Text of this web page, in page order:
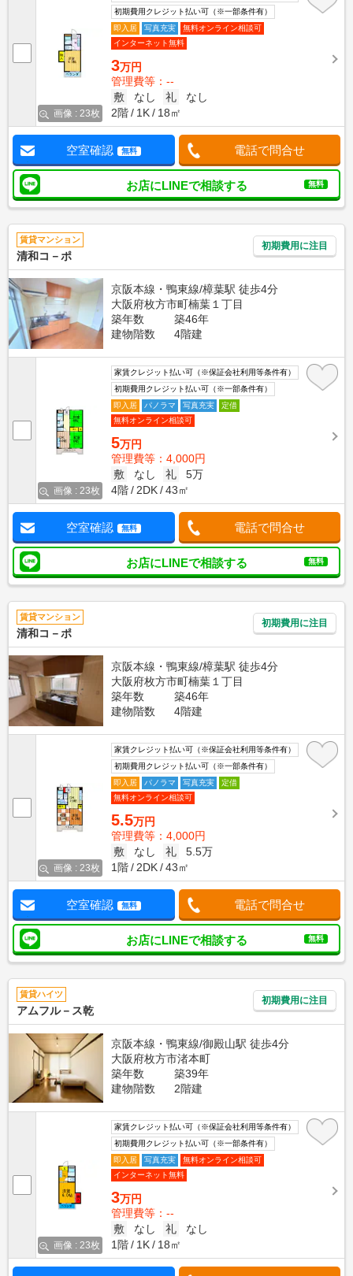
画像 : 23枚
初期費用クレジット払い可（※一部条件有）
即入居
写真充実
無料オンライン相談可
インターネット無料
3万円
管理費等：--
敷
なし 礼
なし
2階
1K 18㎡
空室確認 無料 電話で問合せ
お店にLINEで相談する 無料
賃貸マンション
清和コ－ポ
初期費用に注目
京阪本線・鴨東線/樟葉駅 徒歩4分
大阪府枚方市町楠葉１丁目
築年数
築46年
建物階数
4階建
画像 : 23枚
家賃クレジット払い可（※保証会社利用等条件有）
初期費用クレジット払い可（※一部条件有）
即入居
パノラマ 写真充実
定借
無料オンライン相談可
5万円
管理費等：4,000円
敷
なし 礼
5万
4階
2DK 43㎡
空室確認 無料 電話で問合せ
お店にLINEで相談する 無料
賃貸マンション
清和コ－ポ
初期費用に注目
京阪本線・鴨東線/樟葉駅 徒歩4分
大阪府枚方市町楠葉１丁目
築年数
築46年
建物階数
4階建
画像 : 23枚
家賃クレジット払い可（※保証会社利用等条件有）
初期費用クレジット払い可（※一部条件有）
即入居
パノラマ 写真充実
定借
無料オンライン相談可
5.5万円
管理費等：4,000円
敷
なし 礼
5.5万
1階
2DK 43㎡
空室確認 無料 電話で問合せ
お店にLINEで相談する 無料
賃貸ハイツ
アムフル－ス乾
初期費用に注目
京阪本線・鴨東線/御殿山駅 徒歩4分
大阪府枚方市渚本町
築年数
築39年
建物階数
2階建
画像 : 23枚
家賃クレジット払い可（※保証会社利用等条件有）
初期費用クレジット払い可（※一部条件有）
即入居
写真充実
無料オンライン相談可
インターネット無料
3万円
管理費等：--
敷
なし 礼
なし
1階
1K 18㎡